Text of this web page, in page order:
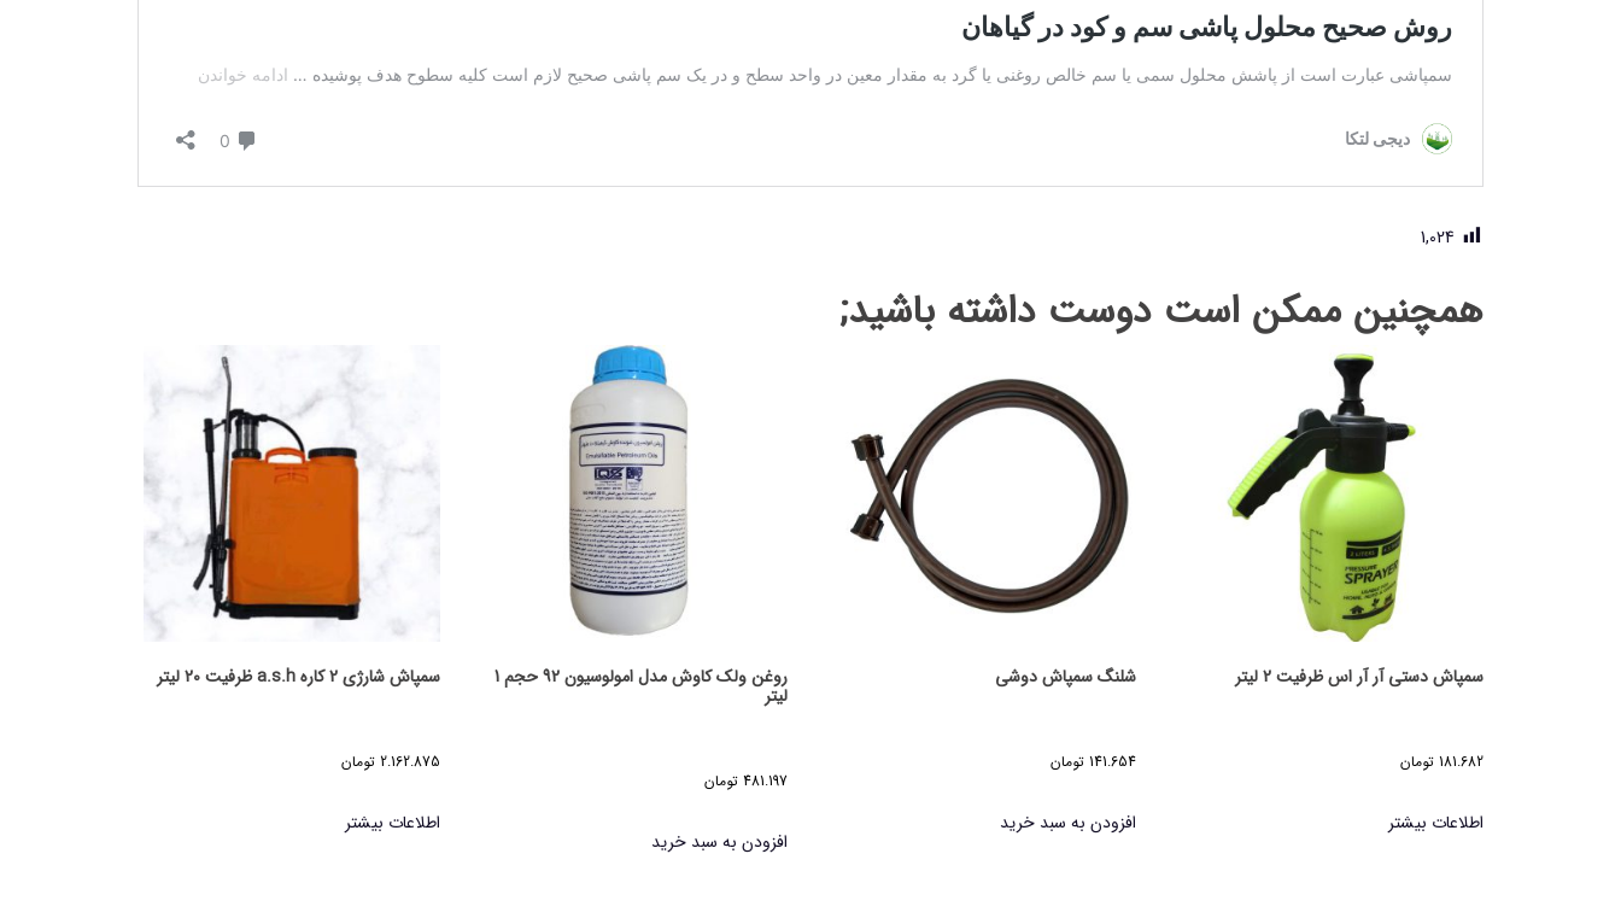
1,024
همچنین ممکن است دوست داشته باشید;
سمپاش دستی آر آر اس ظرفیت 2 لیتر
181.682 تومان
اطلاعات بیشتر
شلنگ سمپاش دوشی
141.654 تومان
افزودن به سبد خرید
روغن ولک کاوش مدل امولوسیون 92 حجم 1
لیتر
481.197 تومان
افزودن به سبد خرید
سمپاش شارژی 2 کاره a.s.h ظرفیت 20 لیتر
2.162.875 تومان
اطلاعات بیشتر